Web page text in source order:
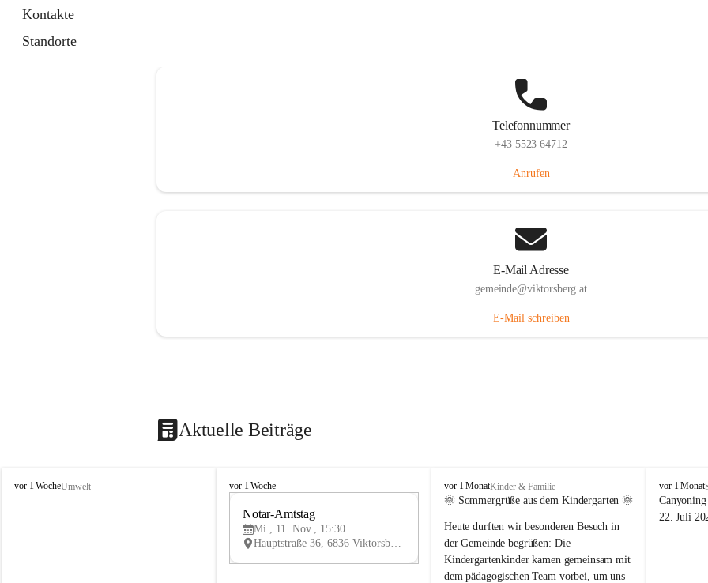
Kontakte
Standorte
Telefonnummer
+43 5523 64712
Anrufen
E-Mail Adresse
gemeinde@viktorsberg.at
E-Mail schreiben
Aktuelle Beiträge
V
vor 1 WocheUmwelt
V
vor 1 Woche
V
Notar-Amtstag
Mi., 11. Nov., 15:30
Hauptstraße 36, 6836 Viktorsberg, AUT
V
i
t
o
r
s
vor 1 MonatKinder & Familie
🌞 Sommergrüße aus dem Kindergarten 🌞
Heute durften wir besonderen Besuch in
der Gemeinde begrüßen: Die
Kindergartenkinder kamen gemeinsam mit
dem pädagogischen Team vorbei, um uns
V
i
k
vor 1 Monat
22. Juli